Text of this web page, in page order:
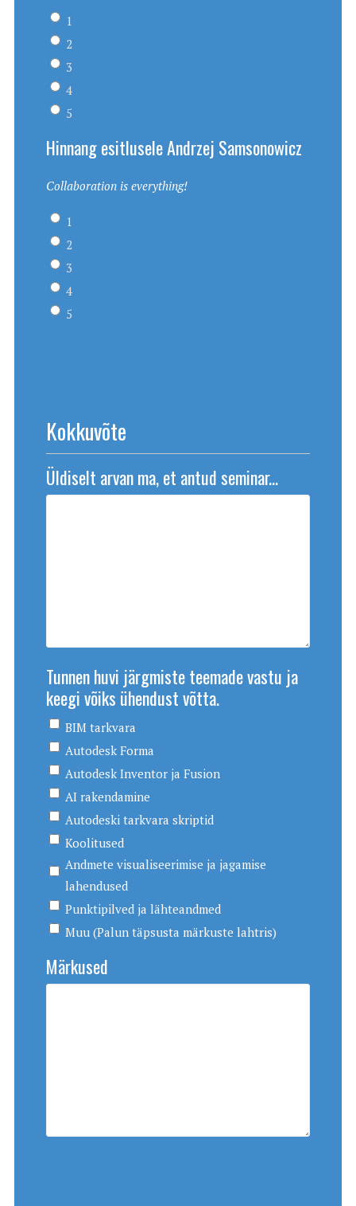
1
2
3
4
5
Hinnang esitlusele Andrzej Samsonowicz
Collaboration is everything!
1
2
3
4
5
Kokkuvõte
Üldiselt arvan ma, et antud seminar...
Tunnen huvi järgmiste teemade vastu ja
keegi võiks ühendust võtta.
BIM tarkvara
Autodesk Forma
Autodesk Inventor ja Fusion
AI rakendamine
Autodeski tarkvara skriptid
Koolitused
Andmete visualiseerimise ja jagamise
lahendused
Punktipilved ja lähteandmed
Muu (Palun täpsusta märkuste lahtris)
Märkused